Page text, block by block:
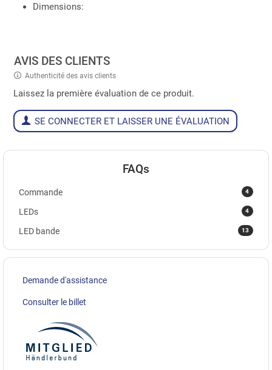
Dimensions:
AVIS DES CLIENTS
Authenticité des avis clients
Laissez la première évaluation de ce produit.
SE CONNECTER ET LAISSER UNE ÉVALUATION
FAQs
4
Commande
4
LEDs
13
LED bande
Demande d'assistance
Consulter le billet